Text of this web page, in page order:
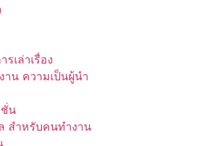
รเล่าเรื่อง
าน ความเป็นผู้นำ
น
สำหรับคนทำงาน